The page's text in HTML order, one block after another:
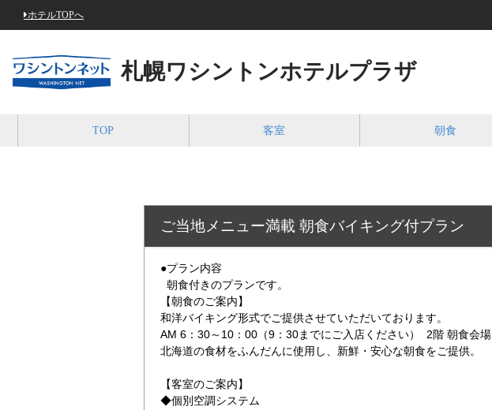
ホテルTOPへ
札幌ワシントンホテルプラザ
TOP 客室 朝食
ご当地メニュー満載 朝食バイキング付プラン
●プラン内容
朝食付きのプランです。
【朝食のご案内】
和洋バイキング形式でご提供させていただいております。
AM 6：30～10：00（9：30までにご入店ください） 2階 朝食会場
北海道の食材をふんだんに使用し、新鮮・安心な朝食をご提供。
【客室のご案内】
◆個別空調システム